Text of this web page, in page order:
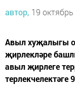
автор, 19
Авыл хуҗалыгы
җирлекләре
авыл җирлеге